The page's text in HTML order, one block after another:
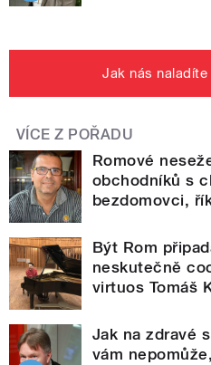
Jak nás naladíte
VÍCE Z POŘADU
Romové
obchodníků s
bezdomovci,
Být Rom
neskutečně
virtuos Tomáš
Jak na zdravé
vám